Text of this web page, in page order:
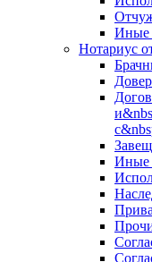
Иные
Нотариус
Иные